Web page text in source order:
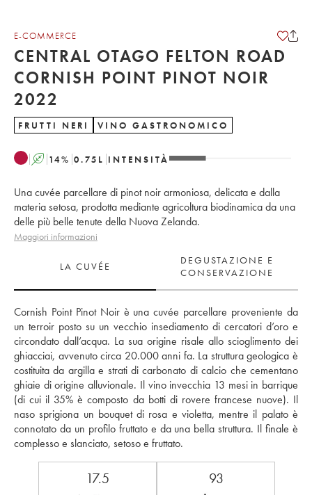
E-COMMERCE
CENTRAL OTAGO FELTON ROAD
CORNISH POINT PINOT NOIR
2022
FRUTTI NERI VINO GASTRONOMICO
A 14% 0.75 L INTENSITÀ
Una cuvée parcellare di pinot noir armoniosa, delicata e dalla
materia setosa, prodotta mediante agricoltura biodinamica da una
delle più belle tenute della Nuova Zelanda.
Maggiori informazioni
LA CUVÉE
DEGUSTAZIONE E
CONSERVAZIONE
Cornish Point Pinot Noir è una cuvée parcellare proveniente da
un terroir posto su un vecchio insediamento di cercatori d’oro e
circondato dall’acqua. La sua origine risale allo scioglimento dei
ghiacciai, avvenuto circa 20.000 anni fa. La struttura geologica è
costituita da argilla e strati di carbonato di calcio che cementano
ghiaie di origine alluvionale. Il vino invecchia 13 mesi in barrique
(di cui il 35% è composto da botti di rovere francese nuove). Il
naso sprigiona un bouquet di rosa e violetta, mentre il palato è
connotato da un profilo fruttato e da una bella struttura. Il finale è
complesso e slanciato, setoso e fruttato.
17.5 93